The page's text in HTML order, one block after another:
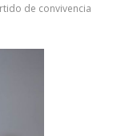
de convivencia